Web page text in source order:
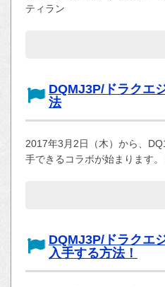
ティラン
DQMJ3P/ドラクエ
法
2017年3月2日（木）から、
手できるコラボが始まります
DQMJ3P/ドラクエ
入手する方法！